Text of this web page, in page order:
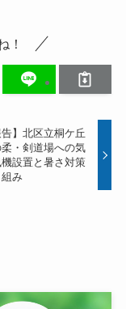
！
告】北区立桐ケ丘
・剣道場への気
設置と暑さ対策
み